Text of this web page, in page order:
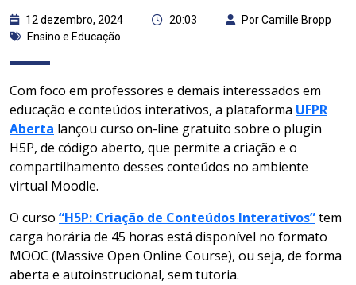
12 dezembro, 2024 20:03
Por Camille Bropp
Ensino e Educação
Com foco em professores e demais interessados em
educação e conteúdos interativos, a plataforma UFPR
Aberta lançou curso on-line gratuito sobre o plugin
H5P, de código aberto, que permite a criação e o
compartilhamento desses conteúdos no ambiente
virtual Moodle.
O curso “H5P: Criação de Conteúdos Interativos”tem
carga horária de 45 horas está disponível no formato
MOOC (Massive Open Online Course), ou seja, de forma
aberta e autoinstrucional, sem tutoria.